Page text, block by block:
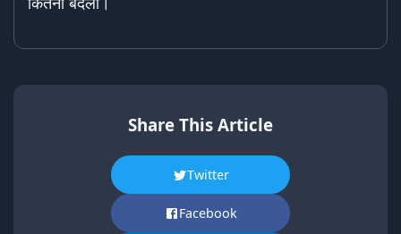
Share This Article
Twitter
Facebook